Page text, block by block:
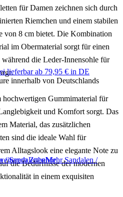
für Damen zeichnen sich durch
Riemchen und einem stabilen
von 8 cm bietet. Die Kombination
im Obermaterial sorgt für einen
die Leder-Innensohle für
hochwertigen Gummimaterial für
und Komfort sorgt. Das
Material, das zusätzlichen
sind die ideale Wahl für
Alltagslook eine elegante Note zu
die Bedürfnisse der modernen
in einem exquisiten
lieferbar ab 79,95 € in DE
innerhalb von Deutschlands
Zubehör
/ SandalettenMehr Sandalen /